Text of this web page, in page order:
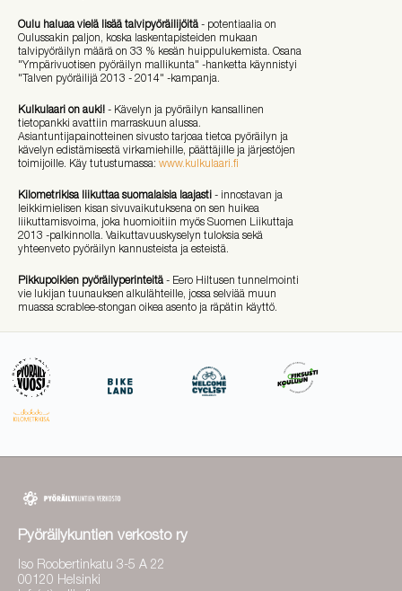
Oulu haluaa vielä lisää talvipyöräilijöitä - potentiaalia on
Oulussakin paljon, koska laskentapisteiden mukaan
talvipyöräilyn määrä on 33 % kesän huippulukemista. Osana
"Ympärivuotisen pyöräilyn mallikunta" -hanketta käynnistyi
"Talven pyöräilijä 2013 - 2014" -kampanja.
Kulkulaari on auki! - Kävelyn ja pyöräilyn kansallinen
tietopankki avattiin marraskuun alussa.
Asiantuntijapainotteinen sivusto tarjoaa tietoa pyöräilyn ja
kävelyn edistämisestä virkamiehille, päättäjille ja järjestöjen
toimijoille. Käy tutustumassa: www.kulkulaari.fi
Kilometrikisa liikuttaa suomalaisia laajasti - innostavan ja
leikkimielisen kisan sivuvaikutuksena on sen huikea
liikuttamisvoima, joka huomioitiin myös Suomen Liikuttaja
2013 -palkinnolla. Vaikuttavuuskyselyn tuloksia sekä
yhteenveto pyöräilyn kannusteista ja esteistä.
Pikkupoikien pyöräilyperinteitä - Eero Hiltusen tunnelmointi
vie lukijan tuunauksen alkulähteille, jossa selviää muun
muassa scrablee-stongan oikea asento ja räpätin käyttö.
Pyöräilykuntien verkosto ry
Iso Roobertinkatu 3-5 A 22
00120 Helsinki